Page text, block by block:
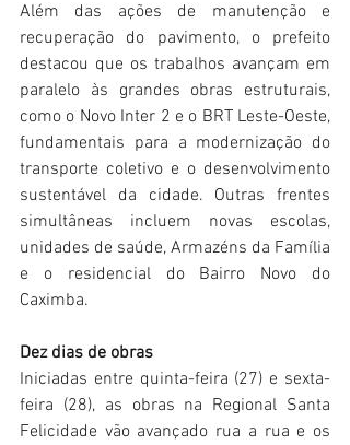
Além das ações de manutenção e
recuperação do pavimento, o prefeito
destacou que os trabalhos avançam em
paralelo às grandes obras estruturais,
como o Novo Inter 2 e o BRT Leste-Oeste,
fundamentais para a modernização do
transporte coletivo e o desenvolvimento
sustentável da cidade. Outras frentes
simultâneas incluem novas escolas,
unidades de saúde, Armazéns da Família
e o residencial do Bairro Novo do
Caximba.
Dez dias de obras
Iniciadas entre quinta-feira (27) e sexta-
feira (28), as obras na Regional Santa
Felicidade vão avançado rua a rua e os